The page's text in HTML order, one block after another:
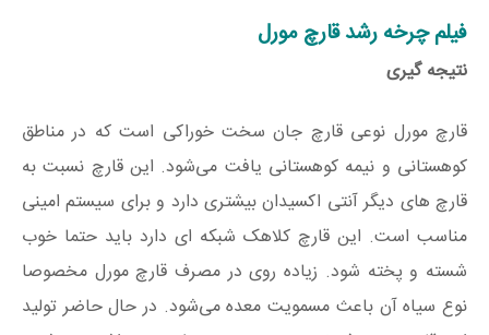
فیلم چرخه رشد قارچ مورل
نتیجه گیری
قارچ مورل نوعی قارچ جان سخت خوراکی است که در مناطق
کوهستانی و نیمه کوهستانی یافت می‌شود. این قارچ نسبت به
قارچ های دیگر آنتی اکسیدان بیشتری دارد و برای سیستم امینی
مناسب است. این قارچ کلاهک شبکه ای دارد باید حتما خوب
شسته و پخته شود. زیاده روی در مصرف قارچ مورل مخصوصا
نوع سیاه آن باعث مسمویت معده می‌شود. در حال حاضر تولید